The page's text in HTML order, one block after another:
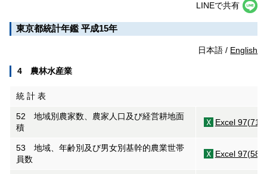
LINEで共有
東京都統計年鑑 平成15年
日本語 / English
4 農林水産業
統 計 表
52 地域別農家数、農家人口及び経営耕地面
積
Excel
53 地域、年齢別及び男女別基幹的農業世帯
員数
Excel